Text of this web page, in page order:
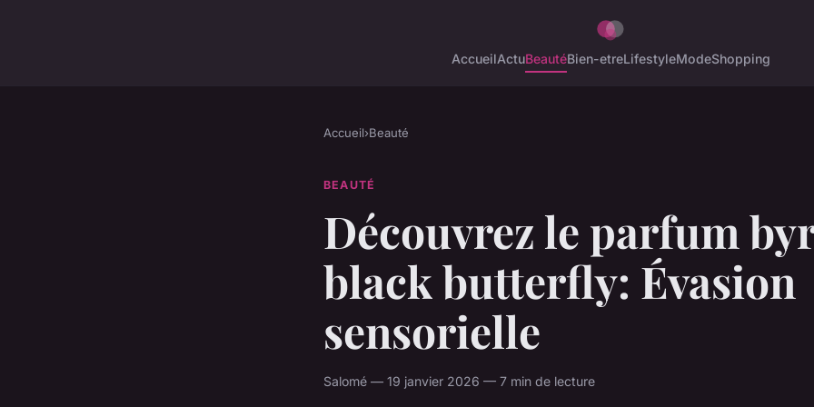
AccueilActuBeautéBien-etreLifestyleModeShopping
Accueil›Beauté
BEAUTÉ
Découvrez le parfum
black butterfly: Évasion
sensorielle
Salomé — 19 janvier 2026 — 7 min de lecture